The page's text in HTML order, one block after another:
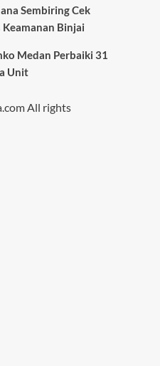
Sembiring Cek
Keamanan Binjai
Medan Perbaiki 31
Unit
All rights